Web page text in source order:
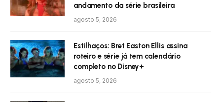
andamento da série brasileira
agosto 5, 2026
Estilhaços: Bret Easton Ellis assina
roteiro e série já tem calendário
completo no Disney+
agosto 5, 2026